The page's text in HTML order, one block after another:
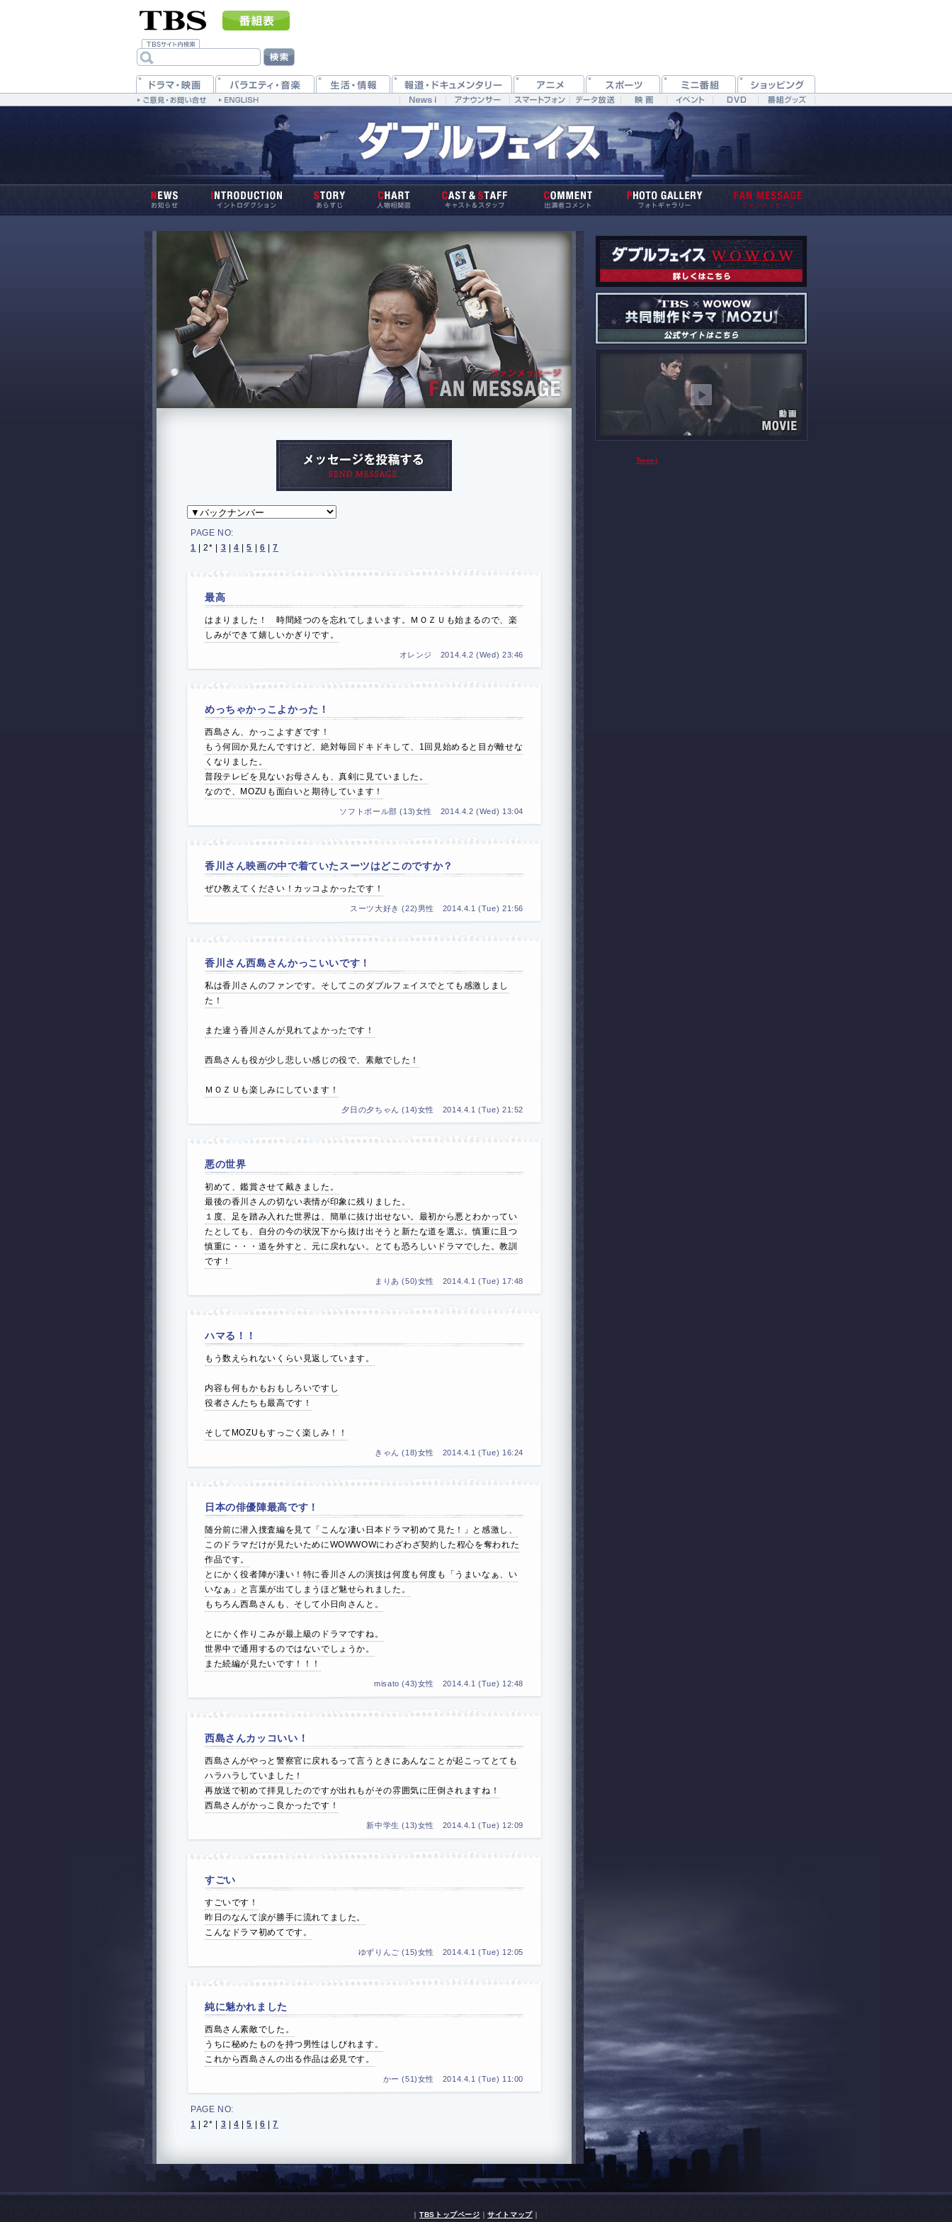
PAGE NO:
1 |2* 3 |4 |5 6 |7
最高
はまりました！ 時間経つのを忘れてしまいます。ＭＯＺＵも始まるので、楽
しみができて嬉しいかぎりです。
オレンジ 2014.4.2 (Wed) 23:46
めっちゃかっこよかった！
西島さん、かっこよすぎです！
もう何回か見たんですけど、絶対毎回ドキドキして、1回見始めると目が離せな
くなりました。
普段テレビを見ないお母さんも、真剣に見ていました。
なので、MOZUも面白いと期待しています！
ソフトボール部 (13)女性 2014.4.2 (Wed) 13:04
香川さん映画の中で着ていたスーツはどこのですか？
ぜひ教えてください！カッコよかったです！
スーツ大好き (22)男性 2014.4.1 (Tue) 21:56
香川さん西島さんかっこいいです！
私は香川さんのファンです。そしてこのダブルフェイスでとても感激しまし
た！
また違う香川さんが見れてよかったです！
西島さんも役が少し悲しい感じの役で、素敵でした！
ＭＯＺＵも楽しみにしています！
夕日の夕ちゃん (14)女性 2014.4.1 (Tue) 21:52
悪の世界
初めて、鑑賞させて戴きました。
最後の香川さんの切ない表情が印象に残りました。
１度、足を踏み入れた世界は、簡単に抜け出せない。最初から悪とわかってい
たとしても、自分の今の状況下から抜け出そうと新たな道を選ぶ。慎重に且つ
慎重に・・・道を外すと、元に戻れない。とても恐ろしいドラマでした。教訓
です！
まりあ (50)女性 2014.4.1 (Tue) 17:48
ハマる！！
もう数えられないくらい見返しています。
内容も何もかもおもしろいですし
役者さんたちも最高です！
そしてMOZUもすっごく楽しみ！！
きゃん (18)女性 2014.4.1 (Tue) 16:24
日本の俳優陣最高です！
随分前に潜入捜査編を見て「こんな凄い日本ドラマ初めて見た！」と感激し、
このドラマだけが見たいためにWOWWOWにわざわざ契約した程心を奪われた
作品です。
とにかく役者陣が凄い！特に香川さんの演技は何度も何度も「うまいなぁ、い
いなぁ」と言葉が出てしまうほど魅せられました。
もちろん西島さんも、そして小日向さんと。
とにかく作りこみが最上級のドラマですね。
世界中で通用するのではないでしょうか。
また続編が見たいです！！！
misato (43)女性 2014.4.1 (Tue) 12:48
西島さんカッコいい！
西島さんがやっと警察官に戻れるって言うときにあんなことが起こってとても
ハラハラしていました！
再放送で初めて拝見したのですが出れもがその雰囲気に圧倒されますね！
西島さんがかっこ良かったです！
新中学生 (13)女性 2014.4.1 (Tue) 12:09
すごい
すごいです！
昨日のなんて涙が勝手に流れてました。
こんなドラマ初めてです。
ゆずりんご (15)女性 2014.4.1 (Tue) 12:05
純に魅かれました
西島さん素敵でした。
うちに秘めたものを持つ男性はしびれます。
これから西島さんの出る作品は必見です。
かー (51)女性 2014.4.1 (Tue) 11:00
PAGE NO:
1 |2* 3 |4 |5 6 |7
Tweet
｜TBSトップページ ｜サイトマップ｜